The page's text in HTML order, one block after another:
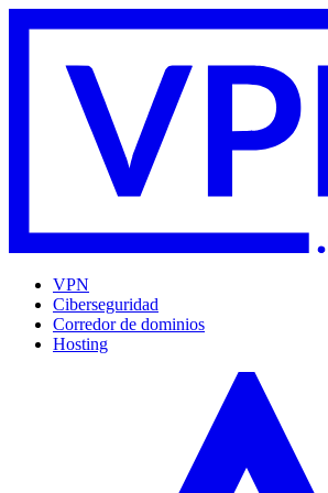
VPN
Ciberseguridad
Corredor de dominios
Hosting